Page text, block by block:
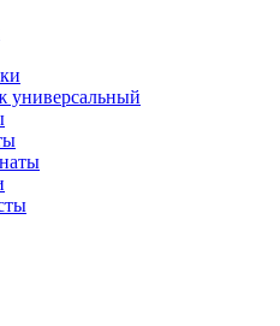
универсальный